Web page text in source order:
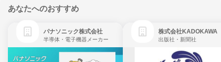
あなたへのおすすめ
パナソニック株式会社
半導体・電子機器メーカー
株式会社KADOKAWA
出版社・新聞社